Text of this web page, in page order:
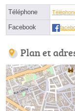
Téléphone
Facebook
Plan et